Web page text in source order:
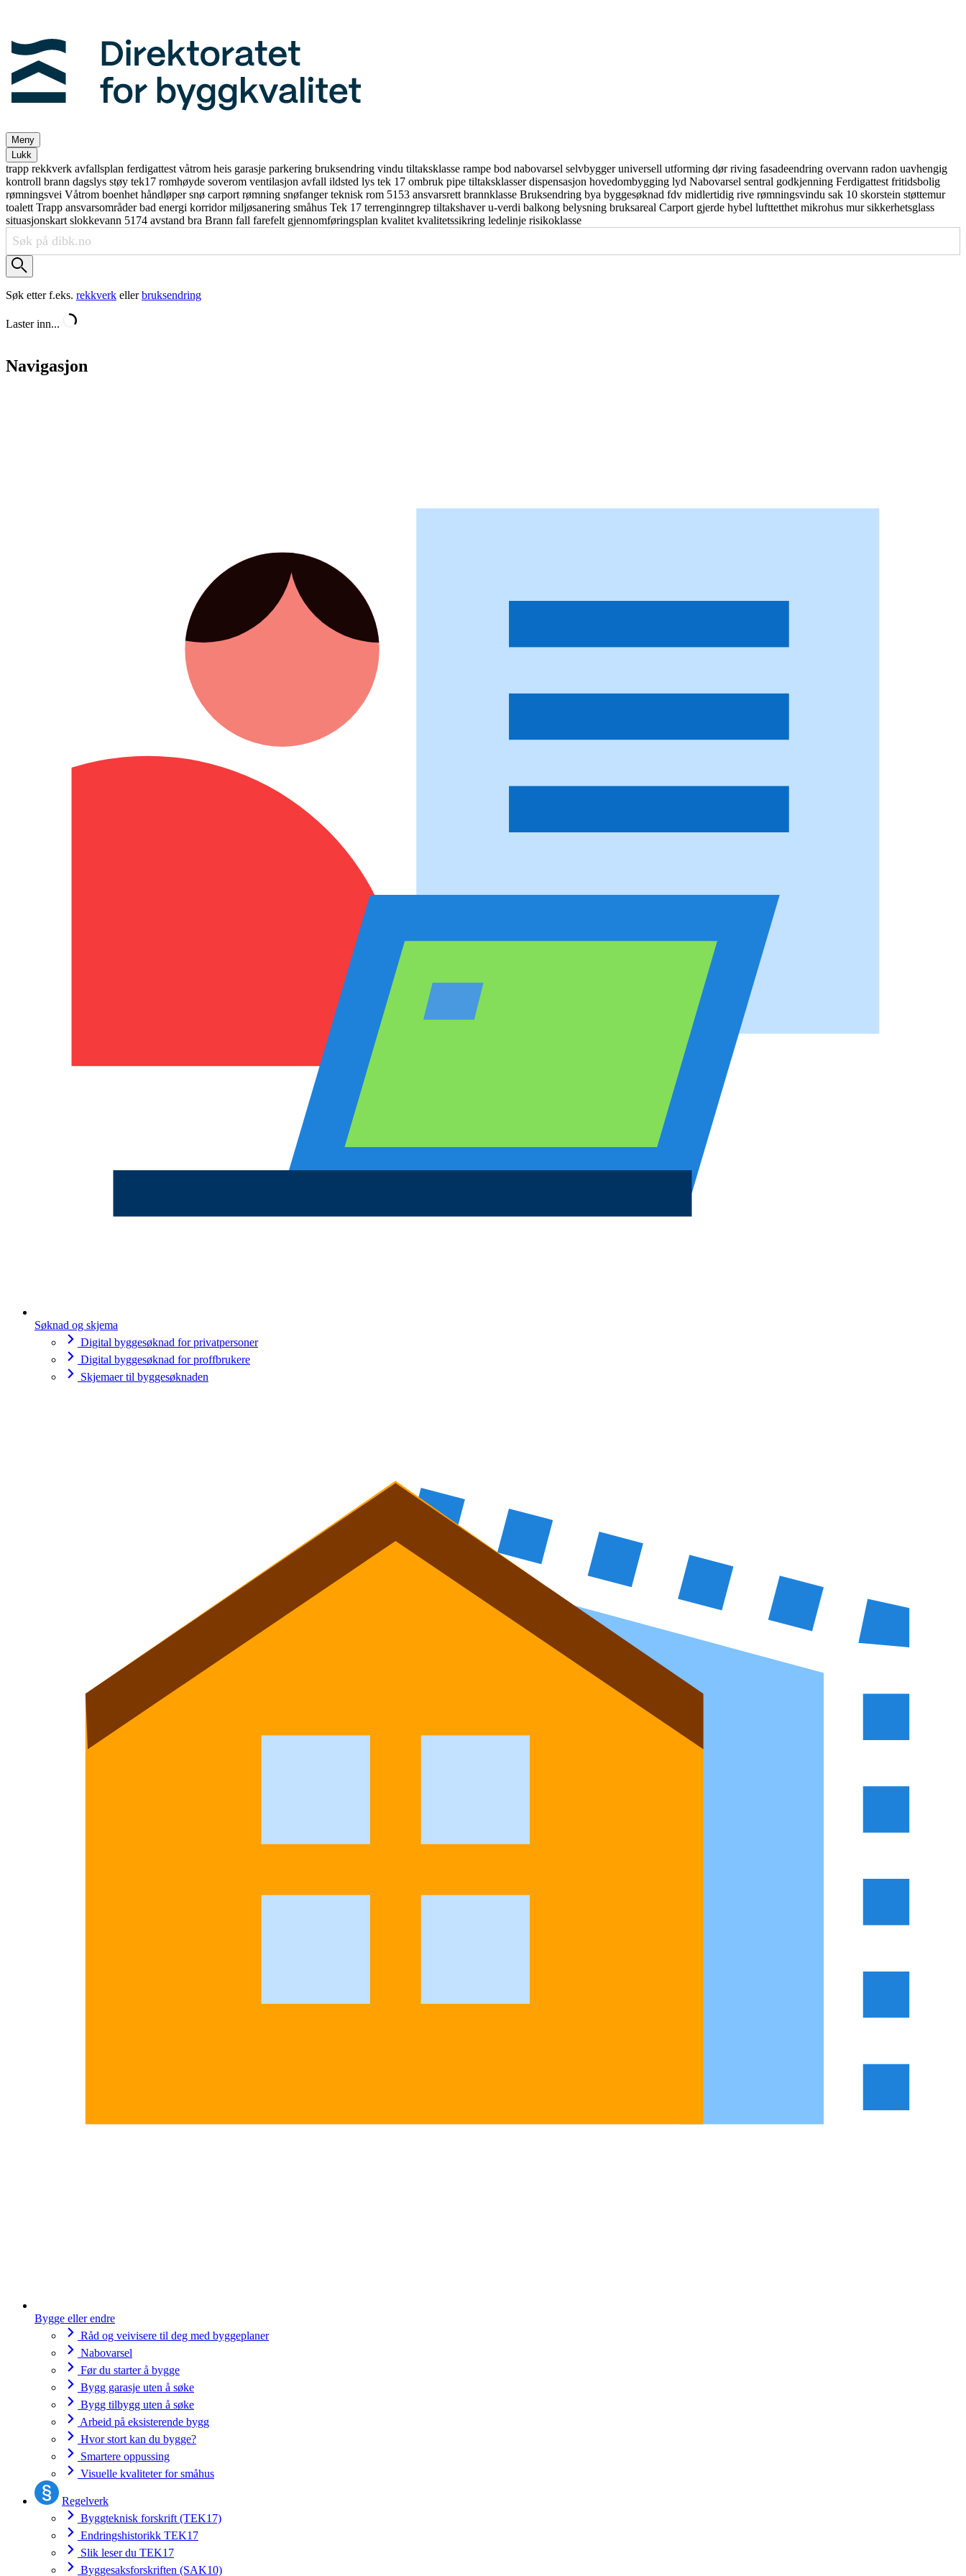
Meny
Lukk
trapp rekkverk avfallsplan ferdigattest våtrom heis garasje parkering bruksendring vindu tiltaksklasse rampe bod nabovarsel selvbyggeruniversell utforming dørriving fasadeendring overvann radon uavhengig
kontroll brann dagslys støy tek17 romhøyde soverom ventilasjon avfall ildsted lys tek 17 ombruk pipe tiltaksklasserdispensasjon hovedombygging lyd Nabovarsel sentral godkjenning Ferdigattest fritidsbolig
rømningsvei Våtrom boenhet håndløpersnø carport rømning snøfangerteknisk rom 5153 ansvarsrett brannklasse Bruksendring bya byggesøknad fdv midlertidig rive rømningsvindu sak 10 skorstein støttemur
toalett Trapp ansvarsområderbad energi korridormiljøsanering småhus Tek 17 terrenginngrep tiltakshaveru-verdi balkong belysning bruksareal Carport gjerde hybel lufttetthet mikrohus mursikkerhetsglass
situasjonskart slokkevann 5174 avstand bra Brann fall farefelt gjennomføringsplan kvalitet kvalitetssikring ledelinje risikoklasse
Søk etter f.eks. rekkverk ellerbruksendring
Laster inn...
Navigasjon
Søknad og skjema
Digital byggesøknad for privatpersoner
Digital byggesøknad for proffbrukere
Skjemaer til byggesøknaden
Bygge eller endre
Råd og veivisere til deg med byggeplaner
Nabovarsel
Før du starter å bygge
Bygg garasje uten å søke
Bygg tilbygg uten å søke
Arbeid på eksisterende bygg
Hvor stort kan du bygge?
Smartere oppussing
Visuelle kvaliteter for småhus
Regelverk
Byggteknisk forskrift (TEK17)
Endringshistorikk TEK17
Slik leser du TEK17
Byggesaksforskriften (SAK10)